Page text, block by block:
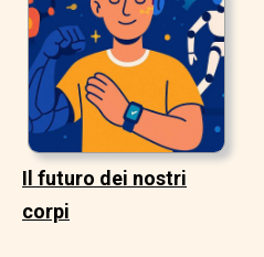
Il futuro dei nostri
corpi